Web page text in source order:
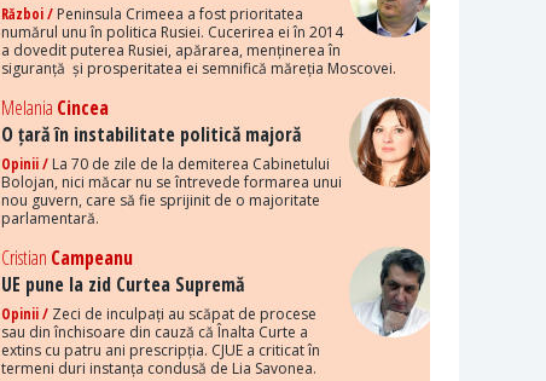
Război / Peninsula Crimeea a fost prioritatea
numărul unu în politica Rusiei. Cucerirea ei în 2014
a dovedit puterea Rusiei, apărarea, menținerea în
siguranță și prosperitatea ei semnifică măreția Moscovei.
Melania Cincea
O țară în instabilitate politică majoră
Opinii / La 70 de zile de la demiterea Cabinetului
Bolojan, nici măcar nu se întrevede formarea unui
nou guvern, care să fie sprijinit de o majoritate
parlamentară.
Cristian Campeanu
UE pune la zid Curtea Supremă
Opinii / Zeci de inculpați au scăpat de procese
sau din închisoare din cauză că Înalta Curte a
extins cu patru ani prescripția. CJUE a criticat în
termeni duri instanța condusă de Lia Savonea.